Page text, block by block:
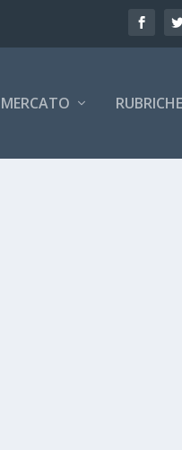
MERCATO RUBRICHE